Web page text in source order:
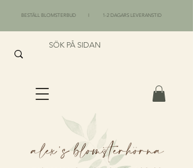
BESTÄLL BLOMSTERBUD I 1-2 DAGARS LEVERANSTID